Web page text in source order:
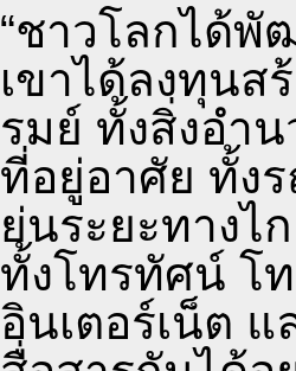
“ชาวโลกได้
เขาได้ลงทุนส
รมย์ ทั้งสิ่งอำ
ที่อยู่อาศัย ทั้ง
ย่นระยะทางไ
ทั้งโทรทัศน์ โ
อินเตอร์เน็ต